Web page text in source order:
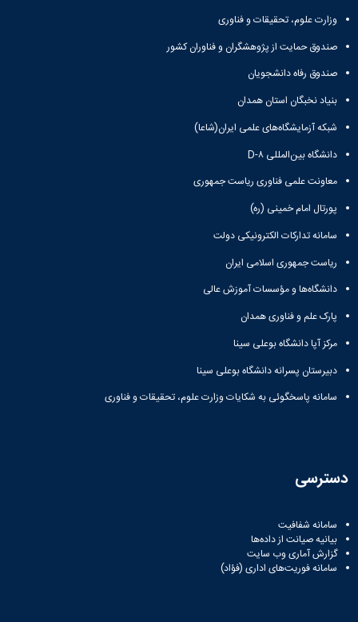
وزارت علوم، تحقیقات و فناوری
صندوق حمایت از پژوهشگران و فناوران کشور
صندوق رفاه دانشجویان
بنیاد نخبگان استان همدان
شبکه آزمایشگاه‌های علمی ایران(شاعا)
دانشگاه بین‌المللی D-۸
معاونت علمی فناوری ریاست جمهوری
پورتال امام خمینی (ره)
سامانه تدارکات الکترونیکی دولت
ریاست جمهوری اسلامی ایران
دانشگاه‌ها و مؤسسات آموزش عالی
پارک علم و فناوری همدان
مرکز آپا دانشگاه بوعلی سینا
دبیرستان پسرانه دانشگاه بوعلی سینا
سامانه پاسخگوئی به شکایات وزارت علوم، تحقیقات و فناوری
دسترسی
سامانه شفافیت
بیانیه صیانت از داده‌ها
گزارش آماری وب‌ سایت
سامانه فوریت‌های اداری (فؤاد)